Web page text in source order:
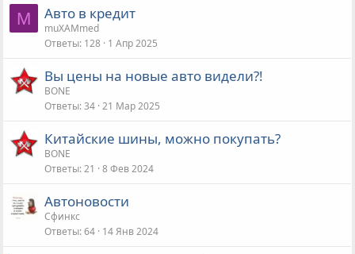
M Авто в кредит
muXAMmed
Ответы 128 1 Апр 2025
Вы цены на новые авто видели?!
BONE
Ответы 34 21 Мар 2025
Китайские шины, можно покупать?
BONE
Ответы 21 8 Фев 2024
Автоновости
Сфинкс
Ответы 64 14 Янв 2024